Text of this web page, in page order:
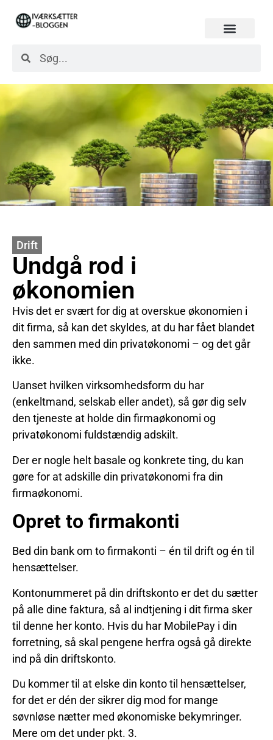
Drift
Undgå rod i
økonomien
Hvis det er svært for dig at overskue økonomien i
dit firma, så kan det skyldes, at du har fået blandet
den sammen med din privatøkonomi – og det går
ikke.
Uanset hvilken virksomhedsform du har
(enkeltmand, selskab eller andet), så gør dig selv
den tjeneste at holde din firmaøkonomi og
privatøkonomi fuldstændig adskilt.
Der er nogle helt basale og konkrete ting, du kan
gøre for at adskille din privatøkonomi fra din
firmaøkonomi.
Opret to firmakonti
Bed din bank om to firmakonti – én til drift og én til
hensættelser.
Kontonummeret på din driftskonto er det du sætter
på alle dine faktura, så al indtjening i dit firma sker
til denne her konto. Hvis du har MobilePay i din
forretning, så skal pengene herfra også gå direkte
ind på din driftskonto.
Du kommer til at elske din konto til hensættelser,
for det er dén der sikrer dig mod for mange
søvnløse nætter med økonomiske bekymringer.
Mere om det under pkt. 3.